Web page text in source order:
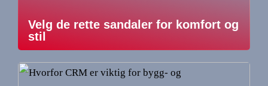
Velg de rette sandaler for komfort og
stil